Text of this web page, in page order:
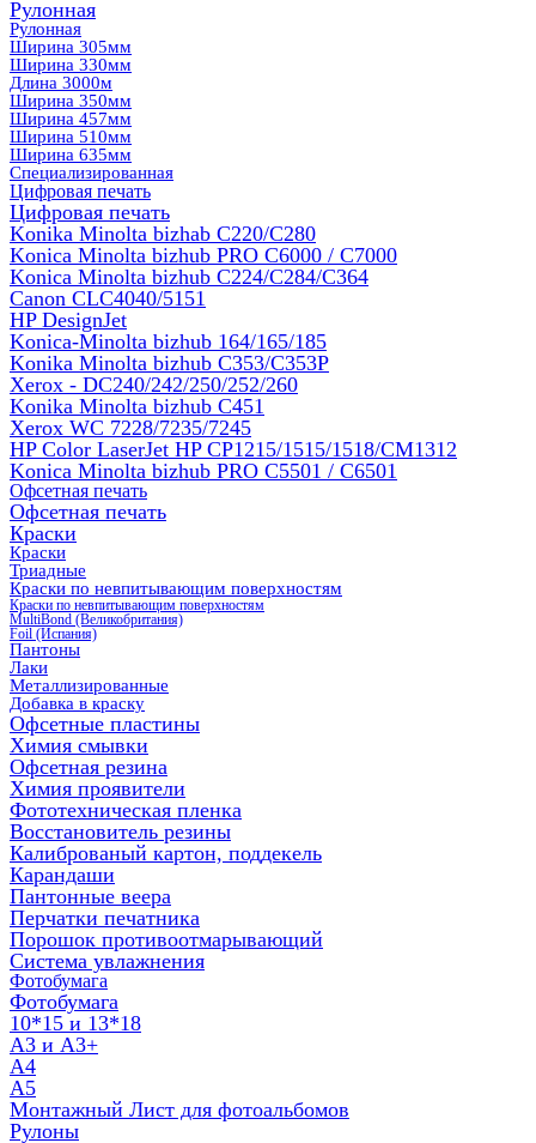
Рулонная
Рулонная
Ширина 305мм
Ширина 330мм
Длина 3000м
Ширина 350мм
Ширина 457мм
Ширина 510мм
Ширина 635мм
Специализированная
Цифровая печать
Цифровая печать
Konika Minolta bizhab C220/C280
Konica Minolta bizhub PRO C6000 / C7000
Konica Minolta bizhub С224/С284/С364
Canon CLC4040/5151
HP DesignJet
Konica-Minolta bizhub 164/165/185
Konika Minolta bizhub C353/C353Р
Xerox - DC240/242/250/252/260
Konika Minolta bizhub C451
Xerox WC 7228/7235/7245
HP Color LaserJet HP CP1215/1515/1518/CM1312
Konica Minolta bizhub PRO С5501 / С6501
Офсетная печать
Офсетная печать
Краски
Краски
Триадные
Краски по невпитывающим поверхностям
Краски по невпитывающим поверхностям
MultiBond (Великобритания)
Foil (Испания)
Пантоны
Лаки
Металлизированные
Добавка в краску
Офсетные пластины
Химия смывки
Офсетная резина
Химия проявители
Фототехническая пленка
Восстановитель резины
Калиброваный картон, поддекель
Карандаши
Пантонные веера
Перчатки печатника
Порошок противоотмарывающий
Система увлажнения
Фотобумага
Фотобумага
10*15 и 13*18
A3 и А3+
А4
А5
Монтажный Лист для фотоальбомов
Рулоны